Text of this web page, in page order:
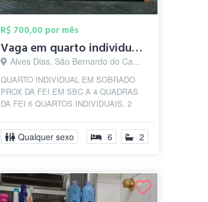
R$ 700,00 por mês
Vaga em quarto individual Republica FEI ...
Alves Dias, São Bernardo do Campo - SP
QUARTO INDIVIDUAL EM SOBRADO
PROX DA FEI EM SBC A 4 QUADRAS
DA FEI 6 QUARTOS INDIVIDUAIS, 2
SALA, COZINHA E LAVANDERIA,...
Qualquer sexo 6 2